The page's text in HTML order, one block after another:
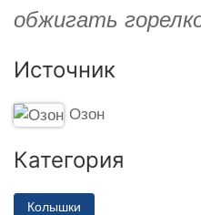
обжигать
Источник
Озон
Категория
Колышки